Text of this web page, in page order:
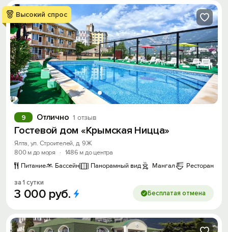
Высокий спрос
Отлично 1 отзыв
9
Гостевой дом «Крымская Ницца»
Ялта, ул. Строителей, д. 9Ж
800 м до моря
· 1486 м до центра
Питание
Бассейн Панорамный вид Мангал Ресторан
за 1 сутки
3 000 руб. Бесплатая отмена